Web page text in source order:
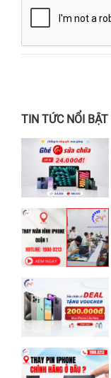
TIN TỨC NỔI BẬT